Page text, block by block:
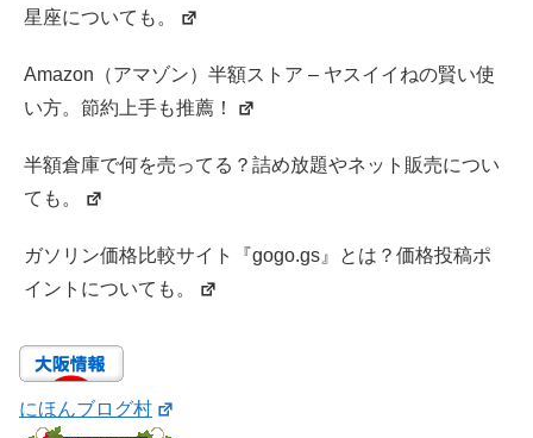
星座についても。
Amazon（アマゾン）半額ストア – ヤスイイねの賢い使
い方。節約上手も推薦！
半額倉庫で何を売ってる？詰め放題やネット販売につい
ても。
ガソリン価格比較サイト『gogo.gs』とは？価格投稿ポ
イントについても。
にほんブログ村